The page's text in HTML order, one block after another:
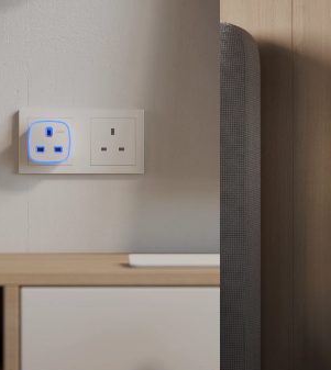
ce poate fi controlată de la distanță prin
aplicații mobile
a pornirii și oprii a dispozitivelor
și elegant, alb, ce se integrează perfect în
simplă și sigură la rețeaua WiFi de acasă